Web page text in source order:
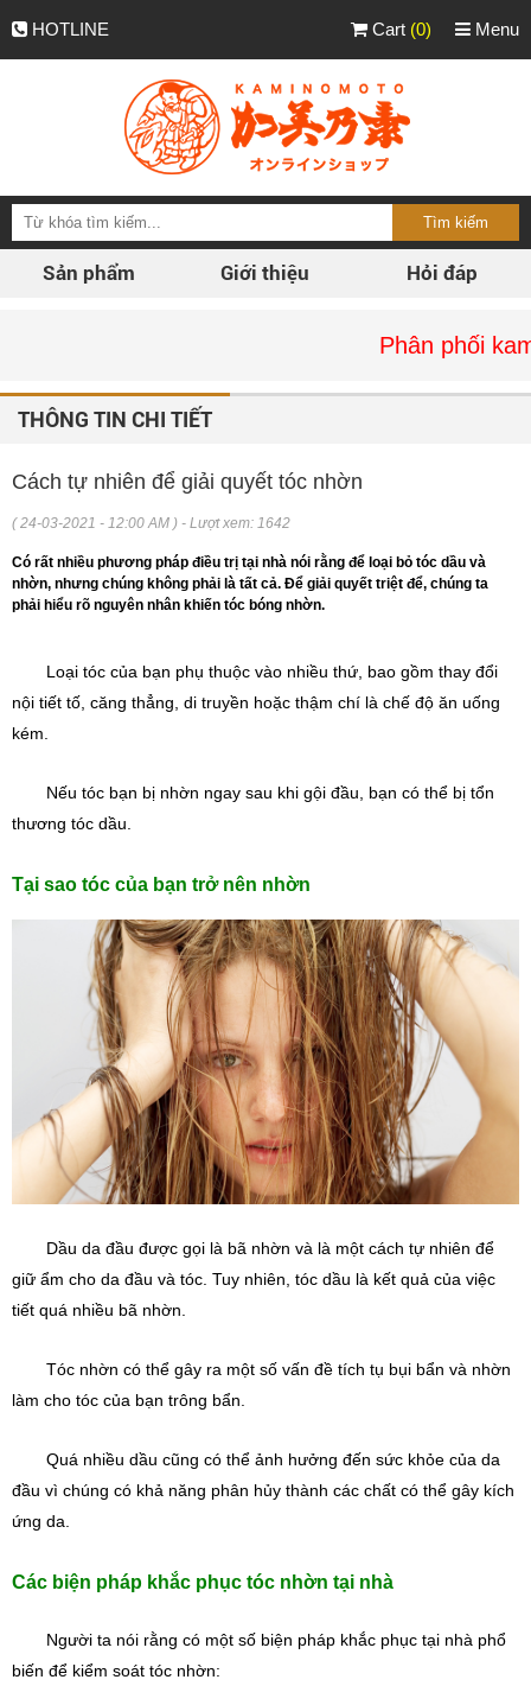
HOTLINE Menu
Cart (0)
Sản phẩm Giới thiệu Hỏi đáp
Phân phối
THÔNG TIN CHI TIẾT
Cách tự nhiên để giải quyết tóc nhờn
( 24-03-2021 - 12:00 AM ) - Lượt xem: 1642
Có rất nhiều phương pháp điều trị tại nhà nói rằng để loại bỏ tóc dầu và
nhờn, nhưng chúng không phải là tất cả. Để giải quyết triệt để, chúng ta
phải hiểu rõ nguyên nhân khiến tóc bóng nhờn.
Loại tóc của bạn phụ thuộc vào nhiều thứ, bao gồm thay đổi
nội tiết tố, căng thẳng, di truyền hoặc thậm chí là chế độ ăn uống
kém.
Nếu tóc bạn bị nhờn ngay sau khi gội đầu, bạn có thể bị tổn
thương tóc dầu.
Tại sao tóc của bạn trở nên nhờn
Dầu da đầu được gọi là bã nhờn và là một cách tự nhiên để
giữ ẩm cho da đầu và tóc. Tuy nhiên, tóc dầu là kết quả của việc
tiết quá nhiều bã nhờn.
Tóc nhờn có thể gây ra một số vấn đề tích tụ bụi bẩn và nhờn
làm cho tóc của bạn trông bẩn.
Quá nhiều dầu cũng có thể ảnh hưởng đến sức khỏe của da
đầu vì chúng có khả năng phân hủy thành các chất có thể gây kích
ứng da.
Các biện pháp khắc phục tóc nhờn tại nhà
Người ta nói rằng có một số biện pháp khắc phục tại nhà phổ
biến để kiểm soát tóc nhờn: